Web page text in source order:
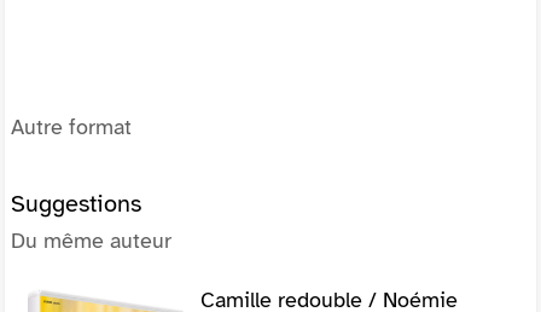
Autre format
Suggestions
Du même auteur
Camille redouble / Noémie